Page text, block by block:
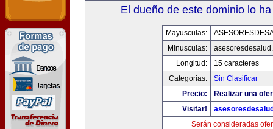
El dueño de este dominio lo
Mayusculas:
Minusculas:
Longitud:
15 caracteres
Categorias:
Sin Clasificar
Precio:
Realizar una
Visitar!
Serán consideradas